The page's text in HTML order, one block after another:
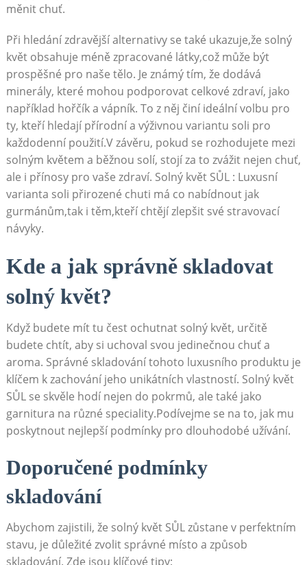
měnit‌ chuť.
Při hledání zdravější alternativy se ⁣také ukazuje,že solný
květ obsahuje méně zpracované látky,což může být
prospěšné pro ‍naše tělo. Je známý⁤ tím, že dodává
minerály,⁢ které mohou podporovat ​celkové zdraví, jako
například hořčík a vápník. To z něj činí⁣ ideální ⁤volbu ‌pro
ty,⁢ kteří hledají přírodní a výživnou variantu soli pro
každodenní použití.V závěru, pokud se rozhodujete mezi
solným ⁤květem a běžnou solí, stojí za to zvážit nejen ‌chuť,
ale i přínosy pro vaše ​zdraví. Solný květ SŮL : Luxusní
varianta soli přirozené chuti má co nabídnout ​jak
gurmánům,tak i těm,kteří chtějí zlepšit své stravovací
návyky.
Kde a jak správně ​skladovat
solný květ?
Když​ budete mít tu čest ​ochutnat solný květ, určitě
budete chtít, aby si uchoval svou jedinečnou chuť a
aroma. Správné skladování tohoto​ luxusního produktu je
klíčem k zachování jeho unikátních vlastností. Solný květ
SŮL se skvěle hodí nejen do⁢ pokrmů, ale také jako
garnitura na různé speciality.Podívejme se na to, jak ​mu
poskytnout nejlepší podmínky pro dlouhodobé užívání.
Doporučené ​podmínky
skladování
Abychom zajistili, že solný květ SŮL zůstane v perfektním ​
stavu,⁤ je důležité zvolit správné místo ​a způsob
skladování. Zde jsou klíčové tipy: